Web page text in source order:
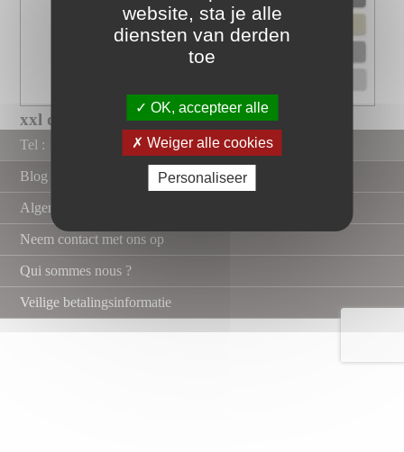
xxl douchebak op maat met gladde...
Tel :
Blog
Algemene verkoopvoorwaarden
Neem contact met ons op
Qui sommes nous ?
Veilige betalingsinformatie
website, sta je alle
diensten van derden
toe
OK, accepteer alle
Weiger alle cookies
Personaliseer